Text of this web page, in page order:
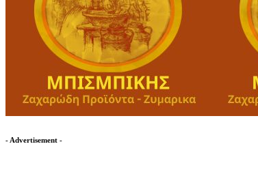
- Advertisement -